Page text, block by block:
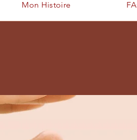
Mon Histoire